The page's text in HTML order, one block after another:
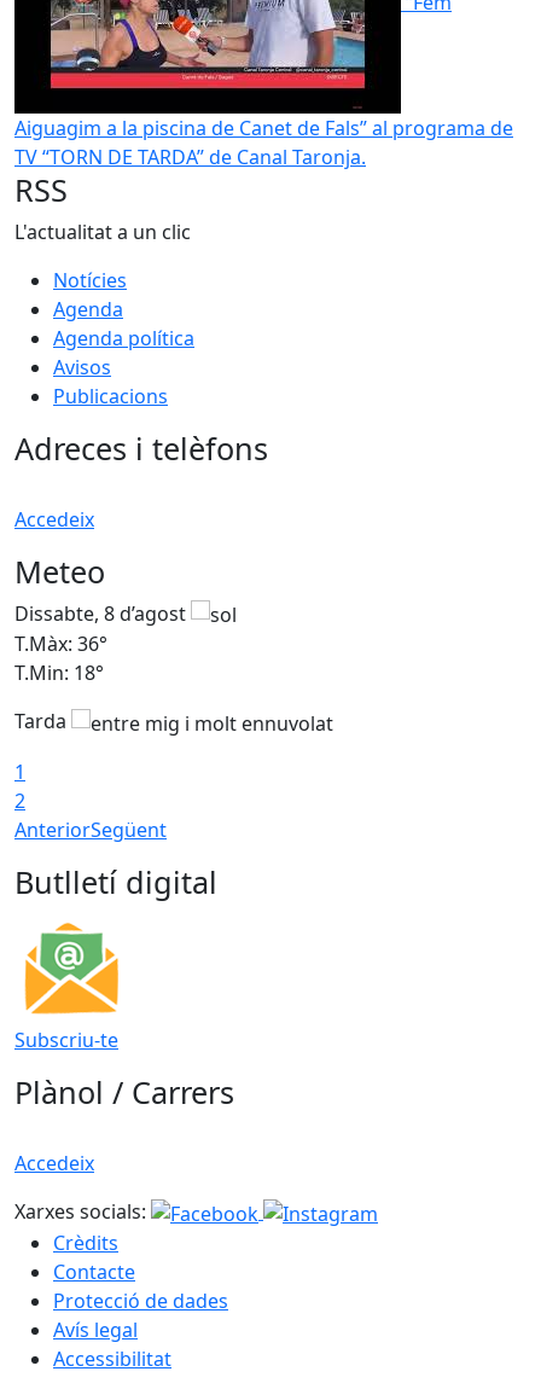
Aiguagim a la piscina de Canet de Fals” al programa de
TV “TORN DE TARDA” de Canal Taronja.
RSS
L'actualitat a un clic
Notícies
Agenda
Agenda política
Avisos
Publicacions
Adreces i telèfons
Accedeix
Meteo
Dissabte, 8 d’agost
T.Màx: 36°
T.Min: 18°
Tarda
1
2
AnteriorSegüent
Butlletí digital
Subscriu-te
Plànol / Carrers
Accedeix
Xarxes socials:
Crèdits
Contacte
Protecció de dades
Avís legal
Accessibilitat